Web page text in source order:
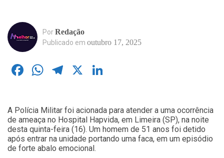
PorRedação
Publicado em outubro 17, 2025
Facebook
WhatsApp
Telegram
X
A Polícia Militar foi acionada para atender a uma ocorrência
de ameaça no Hospital Hapvida, em Limeira (SP), na noite
desta quinta-feira (16). Um homem de 51 anos foi detido
após entrar na unidade portando uma faca, em um episódio
de forte abalo emocional.